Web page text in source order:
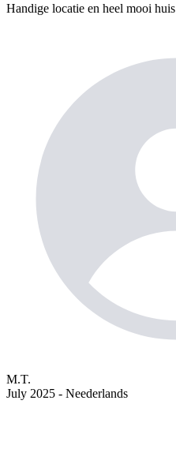
Handige locatie en heel mooi huis
M.T.
July 2025 - Neederlands